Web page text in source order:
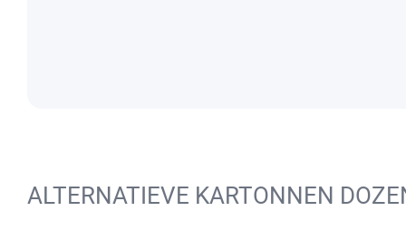
ALTERNATIEVE KARTONNEN